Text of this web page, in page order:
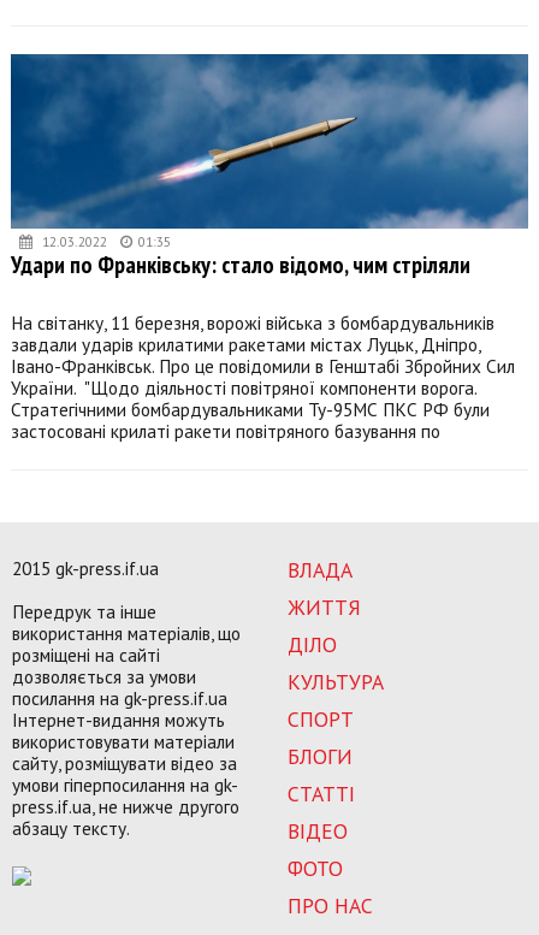
12.03.2022 01:35
Удари по Франківську: стало відомо, чим стріляли
На світанку, 11 березня, ворожі війська з бомбардувальників
завдали ударів крилатими ракетами містах Луцьк, Дніпро,
Івано-Франківськ. Про це повідомили в Генштабі Збройних Сил
України. "Щодо діяльності повітряної компоненти ворога.
Стратегічними бомбардувальниками Ту-95МС ПКС РФ були
застосовані крилаті ракети повітряного базування по
ВЛАДА
ЖИТТЯ
ДІЛО
КУЛЬТУРА
СПОРТ
БЛОГИ
СТАТТІ
ВІДЕО
ФОТО
ПРО НАС
2015 gk-press.if.ua
Передрук та інше
використання матеріалів, що
розміщені на сайті
дозволяється за умови
посилання на gk-press.if.ua
Інтернет-видання можуть
використовувати матеріали
сайту, розміщувати відео за
умови гіперпосилання на gk-
press.if.ua, не нижче другого
абзацу тексту.